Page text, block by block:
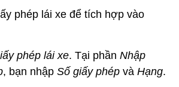
phép lái xe để tích hợp vào
phép lái xe. Tại phần Nhập
, bạn nhập Số giấy phép và Hạng.